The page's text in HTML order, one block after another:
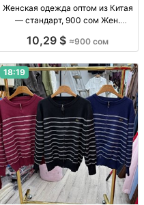
Женская одежда оптом из Китая
— стандарт, 900 сом Жен.
сом; отправка по СНГ
10,29 $ ≈900 сом
18:19